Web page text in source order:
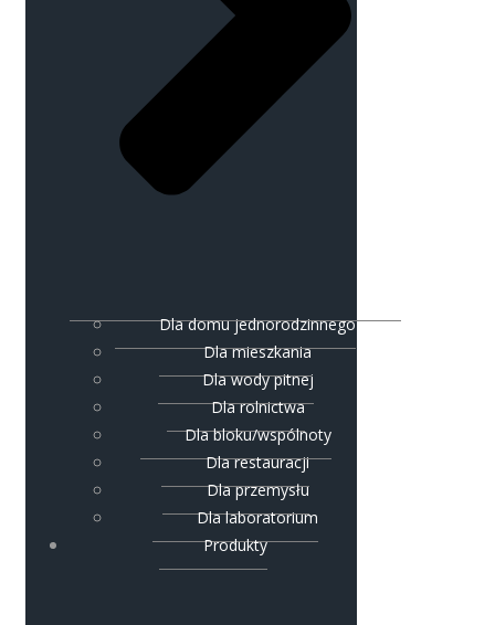
Dla domu jednorodzinnego
Dla mieszkania
Dla wody pitnej
Dla rolnictwa
Dla bloku/wspólnoty
Dla restauracji
Dla przemysłu
Dla laboratorium
Produkty